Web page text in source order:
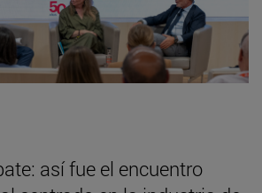
así fue el encuentro